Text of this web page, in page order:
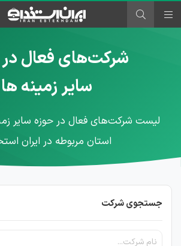
شرکت‌های فعال
سایر زمینه ها
لیست شرکت‌های فعال در حوزه سایر
استان مربوطه در ایران
جستجوی شرکت